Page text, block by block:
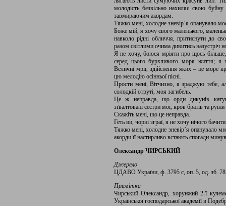
молодість безвільно нахиляє свою буйну
завмираючим акордам.
Тяжко мені, холодне зневір’я опанувало
Боже мій, я хочу свого маленького,
навколо рідні обличчя, притиснути до
разом світлими очима дивитись назустріч
Я не хочу, боюся мріяти про щось більше,
серед цього бурхливого моря життя;
Величні мрії, здійснення яких – це море
цю мелодію осінньої пісні.
Прости мені, Вітчизно, я зраджую тебе,
солодкій отруті, моя загибель.
Це ж неправда, що орди дикунів
зґвалтовані сестри мої, кров братів та
Скажіть мені, що це неправда.
Геть ви, чорні зграї, я не хочу нічого
Тяжко мені, холодне зневір’я опанувало
акорди її настирливо встають спогади
Олександр ЧИРСЬКИЙ
Джерело
ЦДАВО України, ф. 3795 с, оп. 5, од. зб.
Примітка
Чирський Олександр, хорунжий 2-ї
Української господарської академії в